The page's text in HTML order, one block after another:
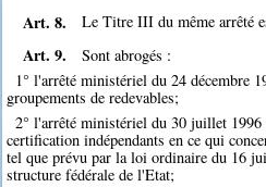
Art. 8. Le Titre III du même arrêté
Art. 9.
Sont abrogés :
1° l'arrêté ministériel du 24 décembre
groupements de redevables;
2° l'arrêté ministériel du 30 juillet 1996
certification indépendants en ce qui
tel que prévu par la loi ordinaire du 16
structure fédérale de l'Etat;